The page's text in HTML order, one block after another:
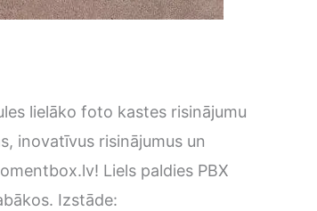
lielāko foto kastes risinājumu
inovatīvus risinājumus un
Liels paldies PBX
Izstāde: